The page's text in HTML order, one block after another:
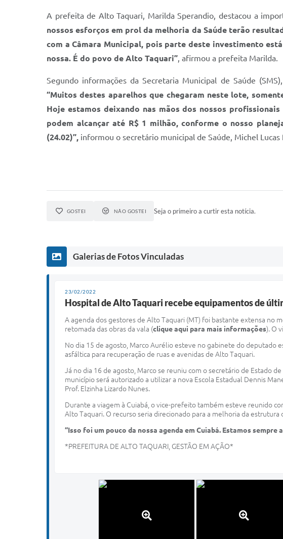
A prefeita de Alto Taquari, Marilda Sperandio, destacou a
nossos esforços em prol da melhoria da Saúde terão
com a Câmara Municipal, pois parte deste investimento
nossa. É do povo de Alto Taquari”, afirmou a prefeita Marilda.
Segundo informações da Secretaria Municipal de Saúde
“Muitos destes aparelhos que chegaram neste lote,
Hoje estamos deixando nas mãos dos nossos
podem alcançar até R$ 1 milhão, conforme o nosso
(24.02)”, informou o secretário municipal de Saúde, Michel Lucas
GOSTEI NÃO GOSTEI Seja o primeiro a curtir esta notícia.
Galerias de Fotos Vinculadas
23/02/2022
Hospital de Alto Taquari recebe equipamentos de
A agenda dos gestores de Alto Taquari (MT) foi bastante extensa no
retomada das obras da vala (clique aqui para mais informações). O
No dia 15 de agosto, Marco Aurélio esteve no gabinete do deputado
asfáltica para recuperação de ruas e avenidas de Alto Taquari.
Já no dia 16 de agosto, Marco se reuniu com o secretário de Estado
município será autorizado a utilizar a nova Escola Estadual Dennis
Prof. Elzinha Lizardo Nunes.
Durante a viagem à Cuiabá, o vice-prefeito também esteve reunido
Alto Taquari. O recurso seria direcionado para a melhoria da estrutura
“Isso foi um pouco da nossa agenda em Cuiabá. Estamos
*PREFEITURA DE ALTO TAQUARI, GESTÃO EM AÇÃO*